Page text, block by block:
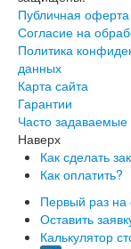
Публичная оферта
Согласие на
Политика
данных
Карта сайта
Гарантии
Часто
Наверх
Как сделать
Как оплатить?
Первый раз на
Оставить
Калькулятор